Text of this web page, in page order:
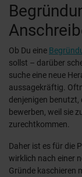
Ob Du eine
sollst – darüber
suche eine neue
aussagekräftig.
denjenigen benutzt,
bewerben, weil sie
zurechtkommen.
Daher ist es für die
wirklich nach einer
Gründe kaschieren